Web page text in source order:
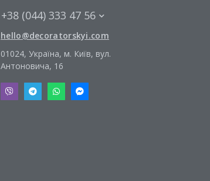
+38 (044) 333 47 56
hello@decoratorskyi.com
01024, Україна, м. Київ, вул.
Антоновича, 16